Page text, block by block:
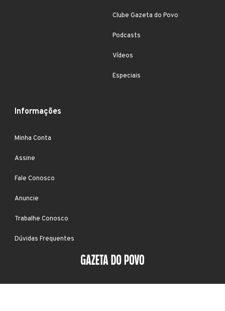
Clube Gazeta do Povo
Podcasts
Vídeos
Especiais
Informações
Minha Conta
Assine
Fale Conosco
Anuncie
Trabalhe Conosco
Dúvidas Frequentes